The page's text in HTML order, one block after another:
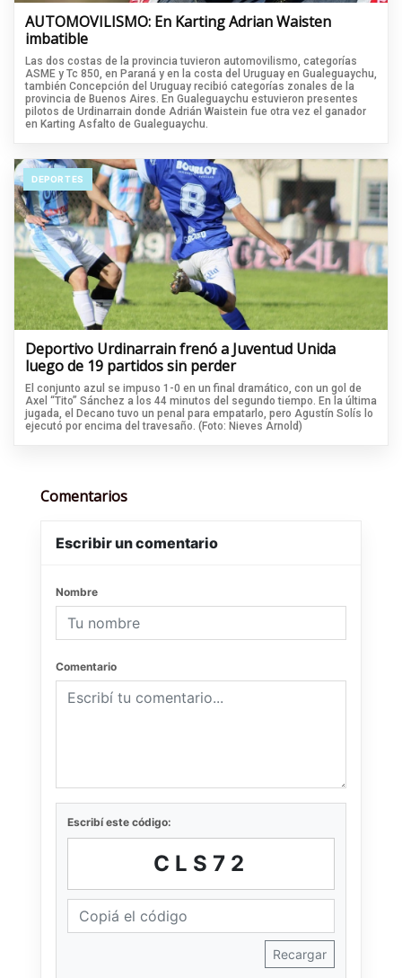
AUTOMOVILISMO: En Karting Adrian Waisten
imbatible
Las dos costas de la provincia tuvieron automovilismo, categorías
ASME y Tc 850, en Paraná y en la costa del Uruguay en Gualeguaychu,
también Concepción del Uruguay recibió categorías zonales de la
provincia de Buenos Aires. En Gualeguaychu estuvieron presentes
pilotos de Urdinarrain donde Adrián Waistein fue otra vez el ganador
en Karting Asfalto de Gualeguaychu.
DEPORTES
Deportivo Urdinarrain frenó a Juventud Unida
luego de 19 partidos sin perder
El conjunto azul se impuso 1-0 en un final dramático, con un gol de
Axel “Tito” Sánchez a los 44 minutos del segundo tiempo. En la última
jugada, el Decano tuvo un penal para empatarlo, pero Agustín Solís lo
ejecutó por encima del travesaño. (Foto: Nieves Arnold)
Comentarios
Escribir un comentario
Nombre
Comentario
Escribí este código:
CLS72
Recargar